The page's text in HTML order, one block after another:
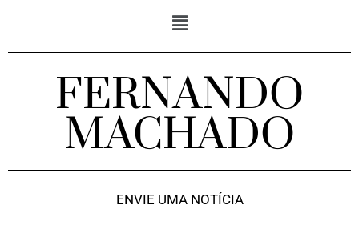
FERNANDO
MACHADO
ENVIE UMA NOTÍCIA